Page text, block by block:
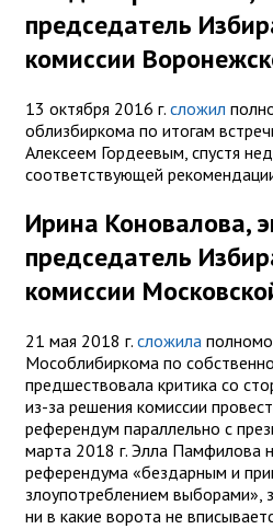
председатель
комиссии
13 октября 2016 г. сложил
облизбиркома по итогам
Алексеем Гордеевым, спустя
соответствующей
Ирина Коновалова,
председатель
комиссии
21 мая 2018 г. сложила
Мособлибиркома по
предшествовала критика со
из-за решения комиссии
референдум параллельно с
марта 2018 г. Элла Памфилова
референдума «бездарным и
злоупотреблением выборами»,
ни в какие ворота не